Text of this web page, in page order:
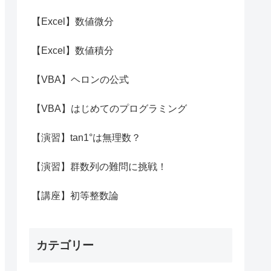
【Excel】数値微分
【Excel】数値積分
【VBA】ヘロンの公式
【VBA】はじめてのプログラミング
【演習】tan1°は無理数？
【演習】群数列の難問に挑戦！
【講座】初等整数論
カテゴリー